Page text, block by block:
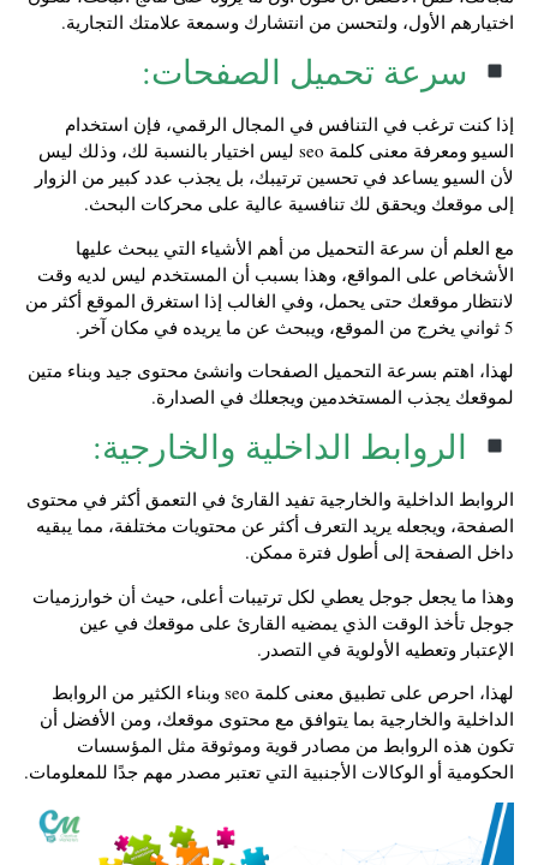
اختيارهم الأول، ولتحسن من انتشارك وسمعة علامتك التجارية.
سرعة تحميل الصفحات:
إذا كنت ترغب في التنافس في المجال الرقمي، فإن استخدام
السيو ومعرفة معنى كلمة seo ليس اختيار بالنسبة لك، وذلك ليس
لأن السيو يساعد في تحسين ترتيبك، بل يجذب عدد كبير من الزوار
إلى موقعك ويحقق لك تنافسية عالية على محركات البحث.
مع العلم أن سرعة التحميل من أهم الأشياء التي يبحث عليها
الأشخاص على المواقع، وهذا بسبب أن المستخدم ليس لديه وقت
لانتظار موقعك حتى يحمل، وفي الغالب إذا استغرق الموقع أكثر من
5 ثواني يخرج من الموقع، ويبحث عن ما يريده في مكان آخر.
لهذا، اهتم بسرعة التحميل الصفحات وانشئ محتوى جيد وبناء متين
لموقعك يجذب المستخدمين ويجعلك في الصدارة.
الروابط الداخلية والخارجية:
الروابط الداخلية والخارجية تفيد القارئ في التعمق أكثر في محتوى
الصفحة، ويجعله يريد التعرف أكثر عن محتويات مختلفة، مما يبقيه
داخل الصفحة إلى أطول فترة ممكن.
وهذا ما يجعل جوجل يعطي لكل ترتيبات أعلى، حيث أن خوارزميات
جوجل تأخذ الوقت الذي يمضيه القارئ على موقعك في عين
الإعتبار وتعطيه الأولوية في التصدر.
لهذا، احرص على تطبيق معنى كلمة seo وبناء الكثير من الروابط
الداخلية والخارجية بما يتوافق مع محتوى موقعك، ومن الأفضل أن
تكون هذه الروابط من مصادر قوية وموثوقة مثل المؤسسات
الحكومية أو الوكالات الأجنبية التي تعتبر مصدر مهم جدًا للمعلومات.